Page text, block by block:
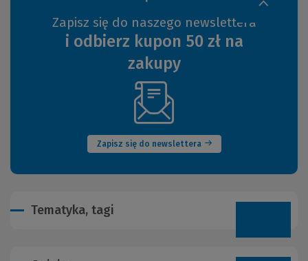
Zapisz się do naszego newslettera
i odbierz kupon 50 zł na
zakupy
Zapisz się do newslettera
(Nowe
okno)
Tematyka, tagi